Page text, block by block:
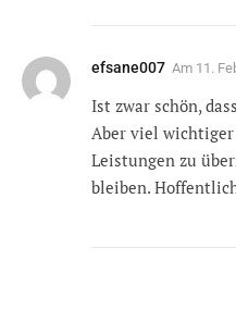
efsane007 Am 11.
Ist zwar schön,
Aber viel
Leistungen zu
bleiben.